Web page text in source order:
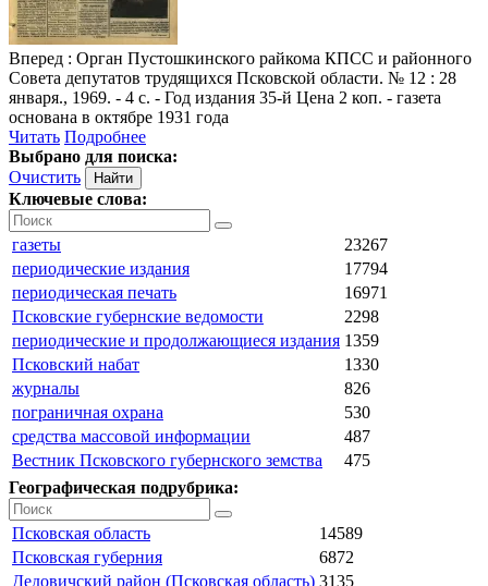
Вперед : Орган Пустошкинского райкома КПСС и районного
Совета депутатов трудящихся Псковской области. № 12 : 28
января., 1969. - 4 с. - Год издания 35-й Цена 2 коп. - газета
основана в октябре 1931 года
Читать Подробнее
Выбрано для поиска:
Очистить
Ключевые слова:
газеты
23267
периодические издания
17794
периодическая печать
16971
Псковские губернские ведомости
2298
периодические и продолжающиеся издания 1359
Псковский набат
1330
журналы
826
пограничная охрана
530
средства массовой информации
487
Вестник Псковского губернского земства
475
Географическая подрубрика:
Псковская область
14589
Псковская губерния
6872
Дедовичский район (Псковская область) 3135